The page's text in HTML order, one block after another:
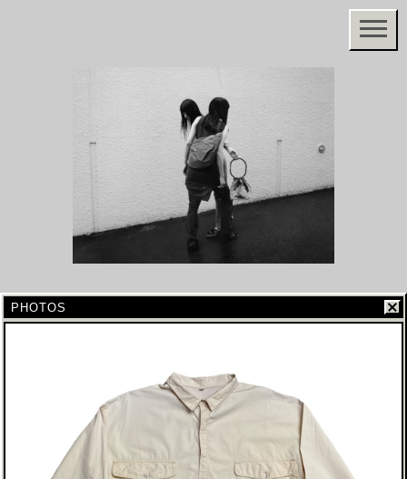
PHOTOS